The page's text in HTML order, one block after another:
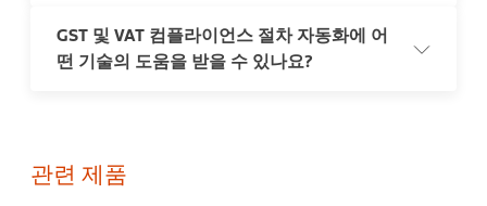
솔루션이 필수적입니다. 전문 세무 소프트웨어를 활용하거나 세
무 전문가의 자문을 받으면 프로세스를 간소화하고, 오류 리스크
를 줄이며, 모든 관련 세무 의무를 준수할 수 있습니다. 이러한 접
기업은 VAT 컴플라이언스 과정에서 여러 어려움을 겪습니다. 빈
번하게 개정되는 세법과 규정에 대응하기 위해 내부 프로세스를
에 소요되는 자원 집약적인 특성으로 인해 신고 피크 기간에 인력
GST 및 VAT 컴플라이언스 절차 자동화에 어
떤 기술의 도움을 받을 수 있나요?
업데이트 기능으로 세율 및 규정 변경 사항을 즉시 파악하고 최신
요건을 준수할 수 있습니다. 디지털 신고 기능을 통해 GST 및 VAT
관련 제품